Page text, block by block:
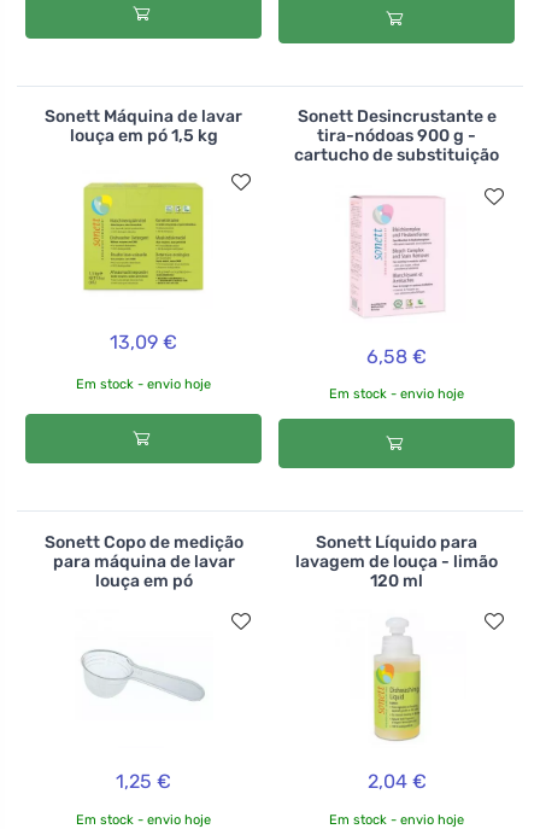
Sonett Máquina de lavar
louça em pó 1,5 kg
13,09 €
Em stock - envio hoje
Sonett Desincrustante e
tira-nódoas 900 g -
cartucho de substituição
6,58 €
Em stock - envio hoje
Sonett Copo de medição
para máquina de lavar
louça em pó
1,25 €
Em stock - envio hoje
Sonett Líquido para
lavagem de louça - limão
120 ml
2,04 €
Em stock - envio hoje